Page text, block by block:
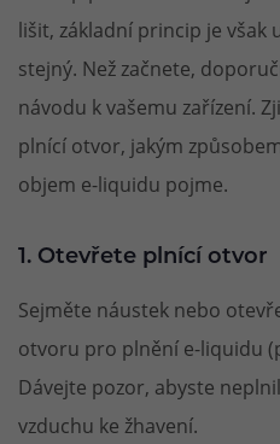
lišit, základní princip je však
stejný. Než začnete,
návodu k vašemu zařízení.
plnící otvor, jakým
objem e-liquidu pojme.
1. Otevřete plnící otvor
Sejměte náustek nebo
otvoru pro plnění e-liquidu
Dávejte pozor, abyste
vzduchu ke žhavení.